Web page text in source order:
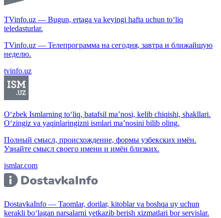
TVinfo.uz — Bugun, ertaga va keyingi hafta uchun to‘liq
teledasturlar.
TVinfo.uz — Телепрограмма на сегодня, завтра и ближайшую
неделю.
tvinfo.uz
O‘zbek Ismlarning to‘liq, batafsil ma’nosi, kelib chiqishi, shakllari.
O‘zingiz va yaqinlaringizni ismlari ma’nosini bilib oling.
Полный смысл, происхождение, формы узбекских имён.
Узнайте смысл своего имени и имён близких.
ismlar.com
DostavkaInfo — Taomlar, dorilar, kitoblar va boshqa uy uchun
kerakli bo‘lagan narsalarni yetkazib berish xizmatlari bor servislar.